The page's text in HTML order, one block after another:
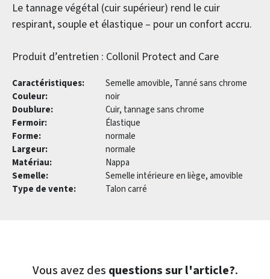
Le tannage végétal (cuir supérieur) rend le cuir
respirant, souple et élastique – pour un confort accru.
Produit d’entretien : Collonil Protect and Care
Caractéristiques:
Semelle amovible, Tanné sans chrome
Couleur:
noir
Doublure:
Cuir, tannage sans chrome
Fermoir:
Élastique
Forme:
normale
Largeur:
normale
Matériau:
Nappa
Semelle:
Semelle intérieure en liège, amovible
Type de vente:
Talon carré
Vous avez des questions sur l'article?.